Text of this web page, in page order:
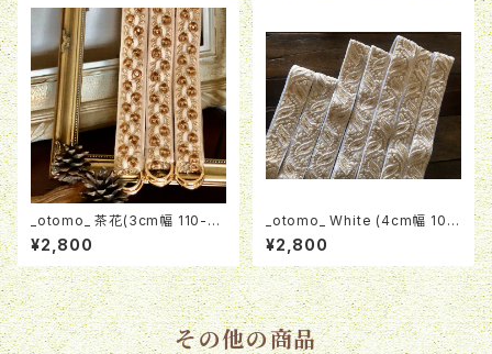
_otomo_ 茶花(3cm幅 110-12
0cm)インド刺繍ストラップ
¥2,800
_otomo_ White (4cm幅 100
cm.120cm)インド刺繍ストラッ
プ
¥2,800
その他の商品